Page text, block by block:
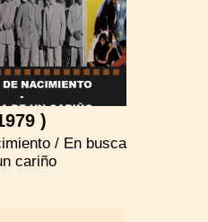
)
/ En busca
cariño